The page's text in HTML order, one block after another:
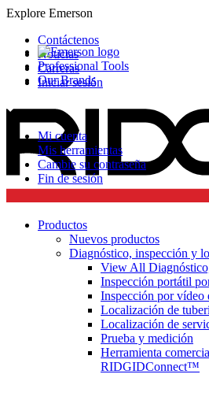
Explore Emerson
Professional Tools
Our Brands
Contáctenos
Noticias
Carreras
Iniciar sesión
Mi cuenta
Mis herramientas
Cambie su contraseña
Fin de sesión
Productos
Nuevos productos
Diagnóstico, inspección y
View All
Inspección portátil
Inspección por vídeo
Localización de
Localización de
Prueba y medición
Herramienta
RIDGIDConnect™